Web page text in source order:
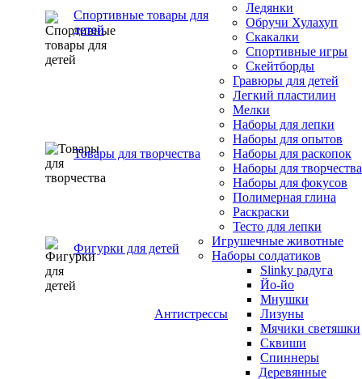
Спортивные товары для
детей
Ледянки
Обручи Хулахуп
Скакалки
Спортивные игры
Скейтборды
Товары для творчества
Гравюры для детей
Легкий пластилин
Мелки
Наборы для лепки
Наборы для опытов
Наборы для раскопок
Наборы для творчества
Наборы для фокусов
Полимерная глина
Раскраски
Тесто для лепки
Фигурки для детей
Игрушечные животные
Наборы солдатиков
Антистрессы
Slinky радуга
Йо-йо
Мнушки
Лизуны
Мячики светяшки
Сквиши
Спиннеры
Деревянные